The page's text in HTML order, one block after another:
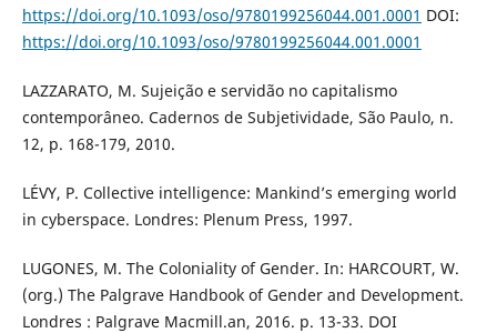
https://doi.org/10.1093/oso/9780199256044.001.0001 DOI:
https://doi.org/10.1093/oso/9780199256044.001.0001
LAZZARATO, M. Sujeição e servidão no capitalismo
contemporâneo. Cadernos de Subjetividade, São Paulo, n.
12, p. 168-179, 2010.
LÉVY, P. Collective intelligence: Mankind’s emerging world
in cyberspace. Londres: Plenum Press, 1997.
LUGONES, M. The Coloniality of Gender. In: HARCOURT, W.
(org.) The Palgrave Handbook of Gender and Development.
Londres : Palgrave Macmill.an, 2016. p. 13-33. DOI